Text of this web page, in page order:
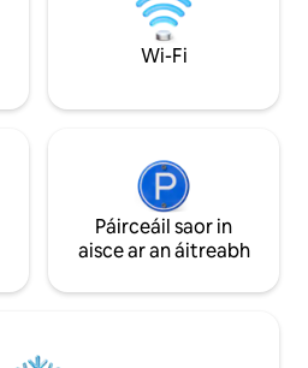
Wi-Fi
Páirceáil saor in
aisce ar an áitreabh